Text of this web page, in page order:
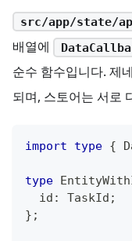
src/app/state/
배열에
순수 함수입니다. 제
되며, 스토어는 서로
import type {
type
  id
: TaskId ;
} ;